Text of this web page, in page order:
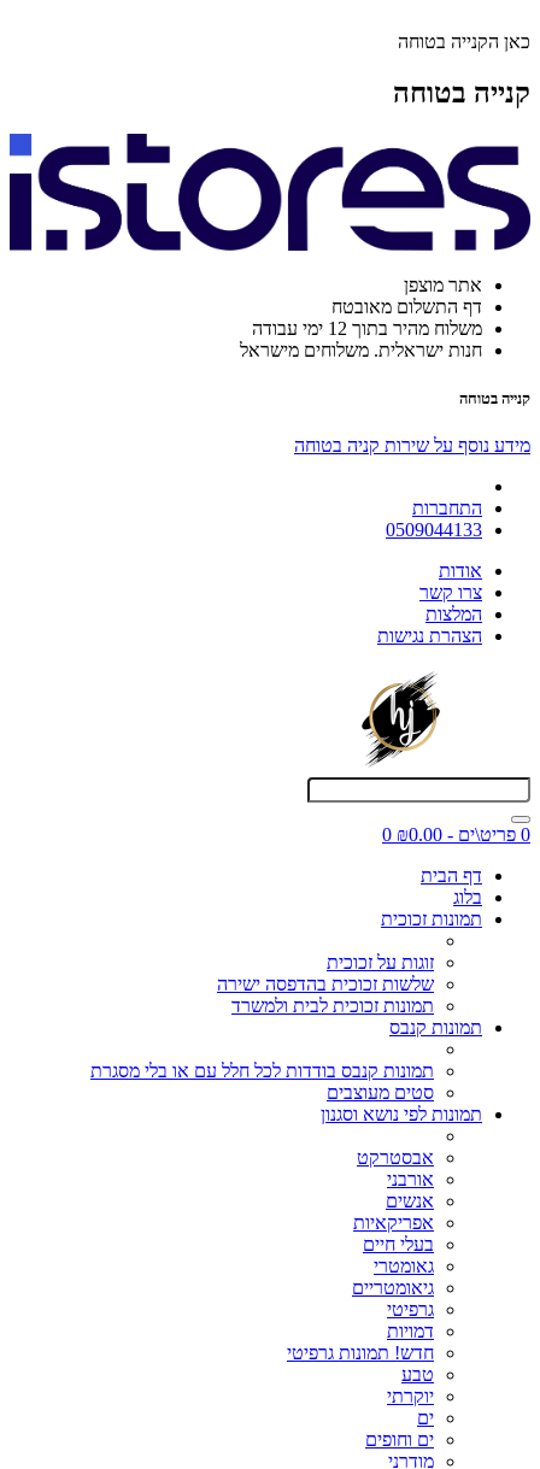
כאן הקנייה בטוחה
קנייה בטוחה
אתר מוצפן
דף התשלום מאובטח
משלוח מהיר בתוך 12 ימי עבודה
חנות ישראלית. משלוחים מישראל
קנייה בטוחה
מידע נוסף על שירות קניה בטוחה
התחברות
0509044133
אודות
צרו קשר
המלצות
הצהרת נגישות
0 פריט\ים - ₪0.00
0
דף הבית
בלוג
תמונות זכוכית
זוגות על זכוכית
שלשות זכוכית בהדפסה ישירה
תמונות זכוכית לבית ולמשרד
תמונות קנבס
תמונות קנבס בודדות לכל חלל עם או בלי מסגרת
סטים מעוצבים
תמונות לפי נושא וסגנון
אבסטרקט
אורבני
אנשים
אפריקאיות
בעלי חיים
גאומטרי
גיאומטריים
גרפיטי
דמויות
חדש! תמונות גרפיטי
טבע
יוקרתי
ים
ים וחופים
מודרני